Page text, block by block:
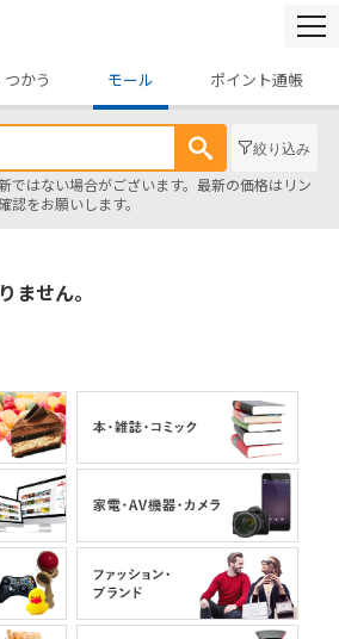
かう モール ポイント通帳
絞り込み
ではない場合がございます。最新の価格はリン
認をお願いします。
ません。